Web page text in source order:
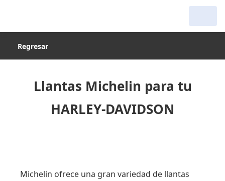
Regresar
Llantas Michelin para tu
HARLEY-DAVIDSON
Michelin ofrece una gran variedad de llantas